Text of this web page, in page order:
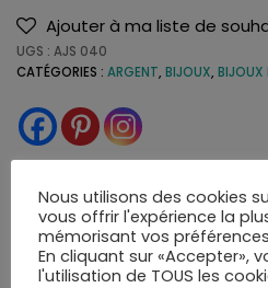
Ajouter à ma liste de
UGS : AJS 040
CATÉGORIES : ARGENT, BIJOUX, BIJOUX
LIVRAISON AVIS (0)
Nous utilisons des cookies
vous offrir l'expérience la
mémorisant vos
En cliquant sur «Accepter»,
l'utilisation de TOUS les